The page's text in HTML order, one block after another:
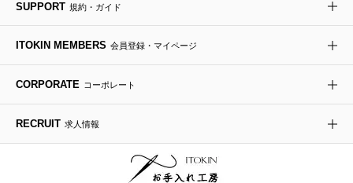
ダウンジャケット・コート
チャーム・ストラップ
トラベルバッグ
ドレスシューズ
ポプリアレンジ＆フレグランス
SUPPORT 規約・ガイド
ITOKIN MEMBERS 会員登録・マイページ
CORPORATE コーポレート
RECRUIT 求人情報